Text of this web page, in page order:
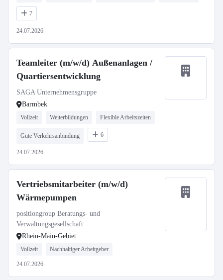
7
24.07.2026
Teamleiter (m/w/d) Außenanlagen /
Quartiersentwicklung
SAGA Unternehmensgruppe
Barmbek
Vollzeit Weiterbildungen Flexible Arbeitszeiten
Gute Verkehrsanbindung 6
24.07.2026
Vertriebsmitarbeiter (m/w/d)
Wärmepumpen
positiongroup Beratungs- und
Verwaltungsgesellschaft
Rhein-Main-Gebiet
Vollzeit Nachhaltiger Arbeitgeber
24.07.2026